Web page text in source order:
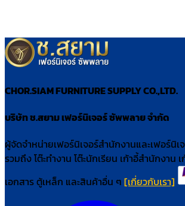
CHOR.SIAM FURNITURE SUPPLY CO.,LTD.
บริษัท ช.สยาม เฟอร์นิเจอร์ ซัพพลาย จำกัด
ผู้จัดจำหน่ายเฟอร์นิเจอร์สำนักงานและเฟอร์นิเ
รวมถึง โต๊ะทำงาน โต๊ะนักเรียน เก้าอี้สำนักงาน
เอกสาร ตู้เหล็ก และสินค้าอื่น ๆ [เกี่ยวกับเรา]